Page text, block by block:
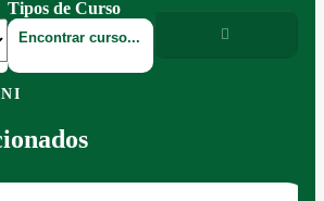
Tipos de Curso